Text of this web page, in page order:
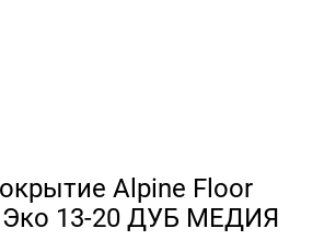
Alpine Floor
Эко 13-20 ДУБ МЕДИЯ